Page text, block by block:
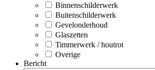
Binnenschilderwerk
Buitenschilderwerk
Gevelonderhoud
Glaszetten
Timmerwerk / houtrot
Overige
Bericht